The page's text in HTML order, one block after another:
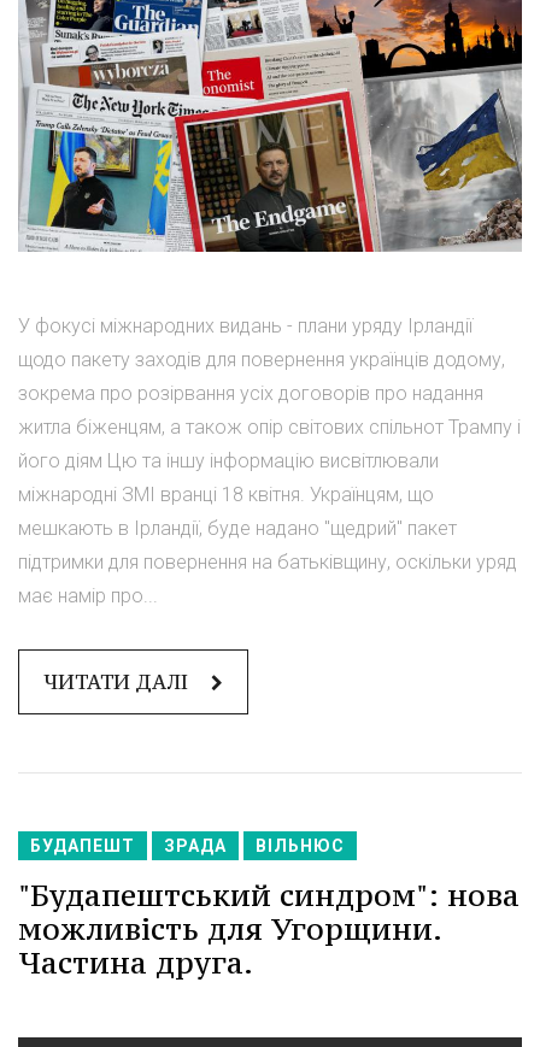
У фокусі міжнародних видань - плани уряду Ірландії
щодо пакету заходів для повернення українців додому,
зокрема про розірвання усіх договорів про надання
житла біженцям, а також опір світових спільнот Трампу і
його діям Цю та іншу інформацію висвітлювали
міжнародні ЗМІ вранці 18 квітня. Українцям, що
мешкають в Ірландії, буде надано "щедрий" пакет
підтримки для повернення на батьківщину, оскільки уряд
має намір про...
ЧИТАТИ ДАЛІ
БУДАПЕШТ ЗРАДА ВІЛЬНЮС
"Будапештський синдром": нова
можливість для Угорщини.
Частина друга.